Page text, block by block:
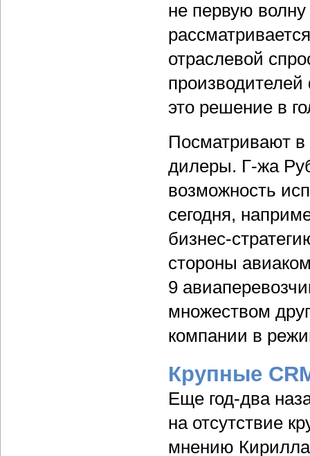
не первую
отраслевой
это решение в
Посматривают в
дилеры. Г-жа
возможность
сегодня,
бизнес-
стороны
9
множеством
компании в
Крупные
Еще год-два
на отсутствие
мнению Кирилла